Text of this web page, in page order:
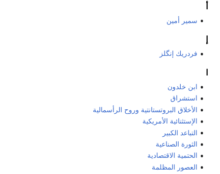
سمير أمين
إ
فردريك إنگلز
ابن خلدون
استشراق
الأخلاق البروتستانتية وروح الرأسمالية
الإستثنائية الأمريكية
التباعد الكبير
الثورة الصناعية
الحتمية الاقتصادية
العصور المظلمة